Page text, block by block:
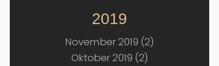
2019
November 2019 (2)
Oktober 2019 (2)